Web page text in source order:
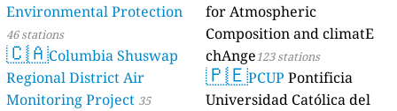
Environmental Protection
46 stations
🇨🇦Columbia Shuswap
Regional District Air
Monitoring Project 35
for Atmospheric
Composition and climatE
chAnge123 stations
🇵🇪PCUP Pontificia
Universidad Católica del